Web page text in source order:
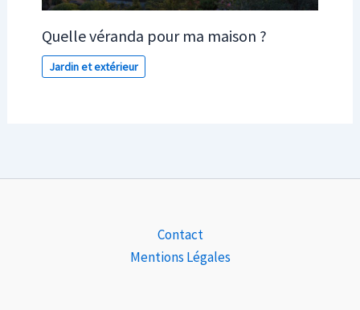
Quelle véranda pour ma maison ?
Jardin et extérieur
Contact
Mentions Légales